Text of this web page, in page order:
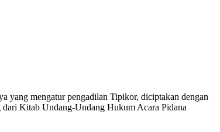
yang mengatur pengadilan Tipikor, diciptakan dengan
Kitab Undang-Undang Hukum Acara Pidana